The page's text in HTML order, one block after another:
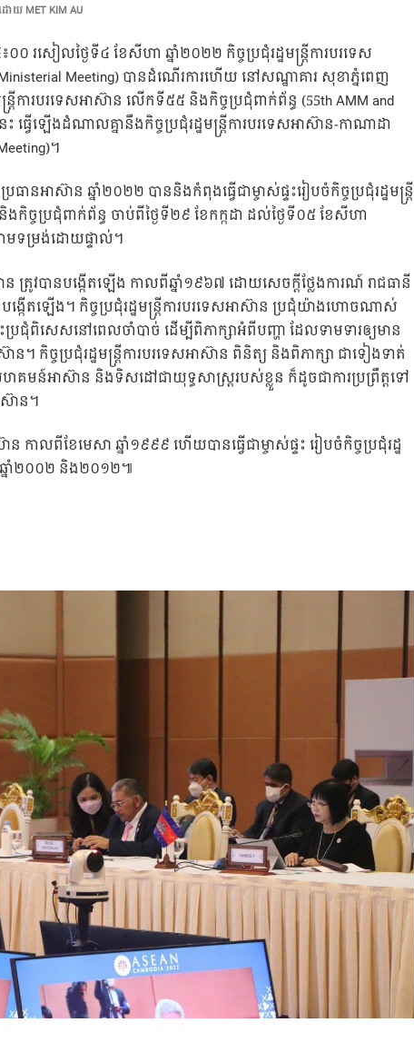
ោយ MET KIM AU
រសៀលថ្ងៃទី៤ ខែសីហា ឆ្នាំ២០២២ កិច្ចប្រជុំរដ្ឋមន្ត្រីការបរទេស
Meeting) បានដំណើរការហើយ នៅសណ្ឋាគារ សុខាភ្នំពេញ
ត្រីការបរទេសអាស៊ាន លើកទី៥៥ និងកិច្ចប្រជុំពាក់ព័ន្ធ (55th AMM and
ះ ធ្វើឡើងដំណាលគ្នានឹងកិច្ចប្រជុំរដ្ឋមន្ត្រីការបរទេសអាស៊ាន-កាណាដា
។
ធានអាស៊ាន ឆ្នាំ២០២២ បាននិងកំពុងធ្វើជាម្ចាស់ផ្ទះរៀបចំកិច្ចប្រជុំរដ្ឋមន្រ្តី
ច្ចប្រជុំពាក់ព័ន្ធ ចាប់ពីថ្ងៃទី២៩ ខែកក្កដា ដល់ថ្ងៃទី០៥ ខែសីហា
ាមទម្រង់ដោយផ្ទាល់។
ាន ត្រូវបានបង្កើតឡើង កាលពីឆ្នាំ១៩៦៧ ដោយសេចក្ដីថ្លែងការណ៍ រាជធានី
ង្កើតឡើង។ កិច្ចប្រជុំរដ្ឋមន្ត្រីការបរទេសអាស៊ាន ប្រជុំយ៉ាងហោចណាស់
រជុំពិសេសនៅពេលចាំបាច់ ដើម្បីពិភាក្សាអំពីបញ្ហា ដែលទាមទារឲ្យមាន
ន។ កិច្ចប្រជុំរដ្ឋមន្ត្រីការបរទេសអាស៊ាន ពិនិត្យ និងពិភាក្សា ជាទៀងទាត់
មន៍អាស៊ាន និងទិសដៅជាយុទ្ធសាស្ត្ររបស់ខ្លួន ក៏ដូចជាការប្រព្រឹត្តទៅ
ាន។
កាលពីខែមេសា ឆ្នាំ១៩៩៩ ហើយបានធ្វើជាម្ចាស់ផ្ទះ រៀបចំកិច្ចប្រជុំរដ្ឋ
ឆ្នាំ២០០២ និង២០១២៕